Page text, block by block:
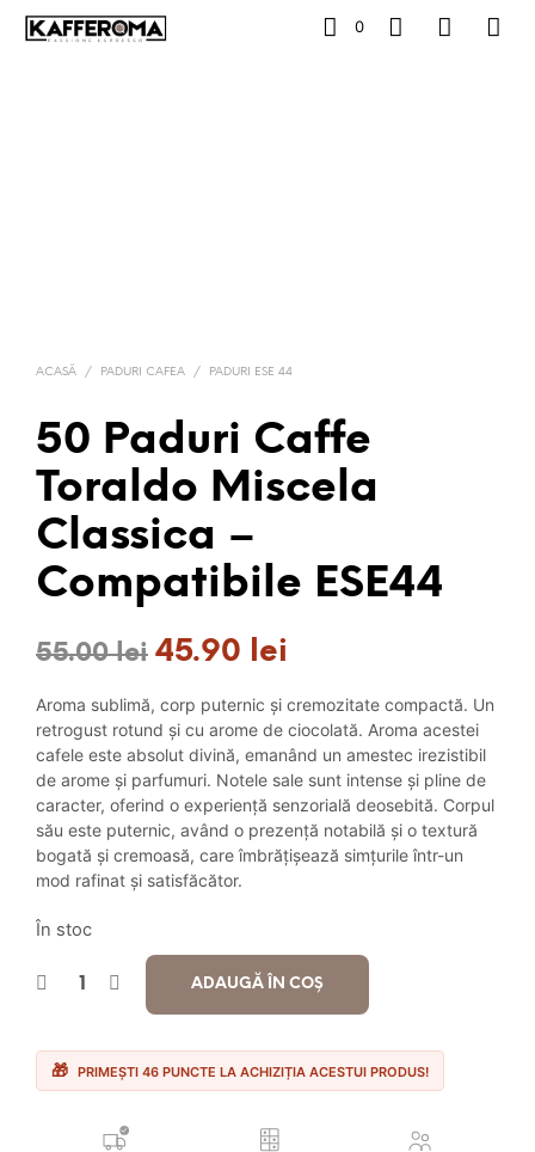
0
ACASĂ / PADURI CAFEA / PADURI ESE 44
50 Paduri Caffe
Toraldo Miscela
Classica –
Compatibile ESE44
55.00lei Prețul
a
fost:
55.00 lei.
45.90 lei
curent
este:
45.90 lei.
Aroma sublimă, corp puternic și cremozitate compactă. Un
retrogust rotund și cu arome de ciocolată. Aroma acestei
cafele este absolut divină, emanând un amestec irezistibil
de arome și parfumuri. Notele sale sunt intense și pline de
caracter, oferind o experiență senzorială deosebită. Corpul
său este puternic, având o prezență notabilă și o textură
bogată și cremoasă, care îmbrățișează simțurile într-un
mod rafinat și satisfăcător.
În stoc
ADAUGĂ ÎN COȘ
PRIMEȘTI 46 PUNCTE LA ACHIZIȚIA ACESTUI PRODUS!